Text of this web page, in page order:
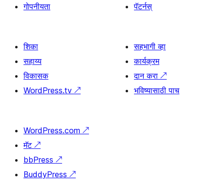
गोपनीयता
पॅटर्नस्
शिका
सहाय्य
विकासक
WordPress.tv ↗
सहभागी व्हा
कार्यक्रम
दान करा ↗
भविष्यासाठी पाच
WordPress.com ↗
मॅट ↗
bbPress ↗
BuddyPress ↗